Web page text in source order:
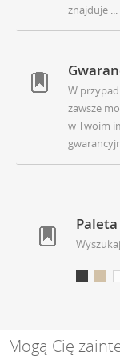
znajduje
W
zawsze
w Twoim
Mogą Cię